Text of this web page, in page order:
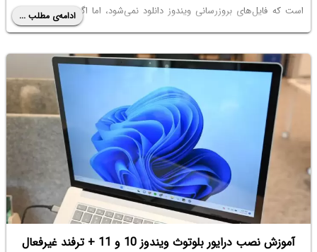
است که فایل‌های بروزرسانی ویندوز دانلود نمی‌شود، اما اگر ارور و پیامی در
مورد سرویس Background Intelligent Transfer ظاهر شد، برای حل مشکل
اقدام کنید. در ادامه به روش‌های رفع ارور سرویس Background Intelligent
Transfer در ویندوز 10 و ویندوز ۱۱ می‌پردازیم که به صورت مشابه برای حل
مشکل در ویندوزهای قدیمی‌تر نیز کاربرد دارد.
ادامه‌ی مطلب ...
آموزش نصب درایور بلوتوث ویندوز 10 و 11 + ترفند غیرفعال